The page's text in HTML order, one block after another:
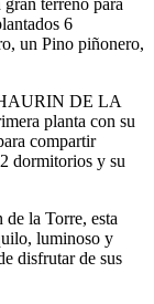
6
un Pino piñonero,
DE LA
planta con su
compartir
dormitorios y su
la Torre, esta
luminoso y
disfrutar de sus